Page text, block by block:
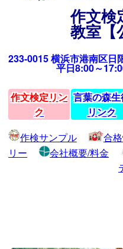
作文検
教室【
233-0015 横浜市港南区日
平日8:00～
作文検定リン
ク
言葉の森生
リンク
作検サンプル
合
リー
会社概要/料金